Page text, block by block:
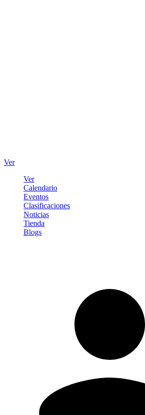
Ver
Ver
Calendario
Eventos
Clasificaciones
Noticias
Tienda
Blogs